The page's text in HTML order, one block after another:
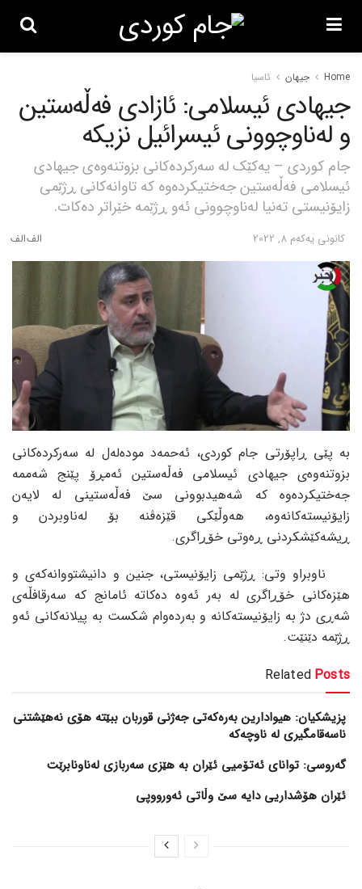
Home جیهان ئاسیا
جیهادی ئیسلامی: ئازادی فەڵەستین
و لەناوچوونی ئیسرائیل نزیکە
جام کوردی – یەکێک لە سەرکردەکانی بزوتنەوەی جیهادی
ئیسلامی فەڵەستین جەختیکردەوە کە تاوانەکانی ڕژێمی
زایۆنیستی تەنیا لەناوچوونی ئەو ڕژێمە خێراتر دەکات.
كانونی یه‌كه‌م 8, 2022
بە پێی ڕاپۆرتی جام کوردی، ئەحمەد مودەلەل لە سەرکردەکانی
بزوتنەوەی جیهادی ئیسلامی فەڵەستین ئەمڕۆ پێنج شەممە
جەختیکردەوە کە شەهیدبوونی سێ فەڵەستینی لە لایەن
زایۆنیستەکانەوە، هەوڵێکی قێزەڤنە بۆ لەناوبردن و
ڕیشەکێشکردنی ڕەوتی خۆڕاگری.
ناوبراو وتی: ڕژێمی زایۆنیستی، جنین و دانیشتووانەکەی و
هێزەکانی خۆڕاگری لە بەر ئەوە دەکاتە ئامانج کە سەرقافڵەی
شەڕی دژ بە زایۆنیستەکانە و بەردەوام شکست بە پیلانەکانی ئەو
ڕژێمە دێنێت.
Related Posts
پزیشکیان: هیوادارین بەرەکەتی جەژنی قوربان ببێتە هۆی نەهێشتنی
ناسەقامگیری لە ناوچەکە
گەروسی: توانای ئەتۆمیی ئێران بە هێزی سەربازی لەناونابرێت
ئێران هۆشداریی دایە سێ وڵاتی ئەورووپی